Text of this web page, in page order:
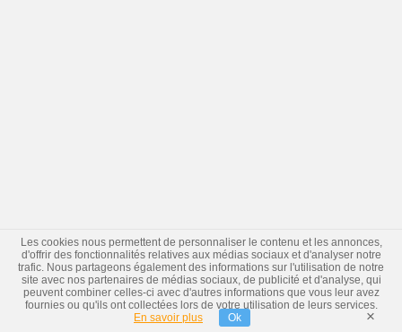
Les cookies nous permettent de personnaliser le contenu et les annonces,
d'offrir des fonctionnalités relatives aux médias sociaux et d'analyser notre
trafic. Nous partageons également des informations sur l'utilisation de notre
site avec nos partenaires de médias sociaux, de publicité et d'analyse, qui
peuvent combiner celles-ci avec d'autres informations que vous leur avez
fournies ou qu'ils ont collectées lors de votre utilisation de leurs services.
En savoir plus
Ok ×